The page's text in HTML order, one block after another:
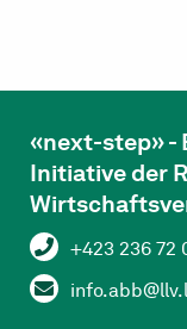
«next-step» -
Initiative der
+423 236 72